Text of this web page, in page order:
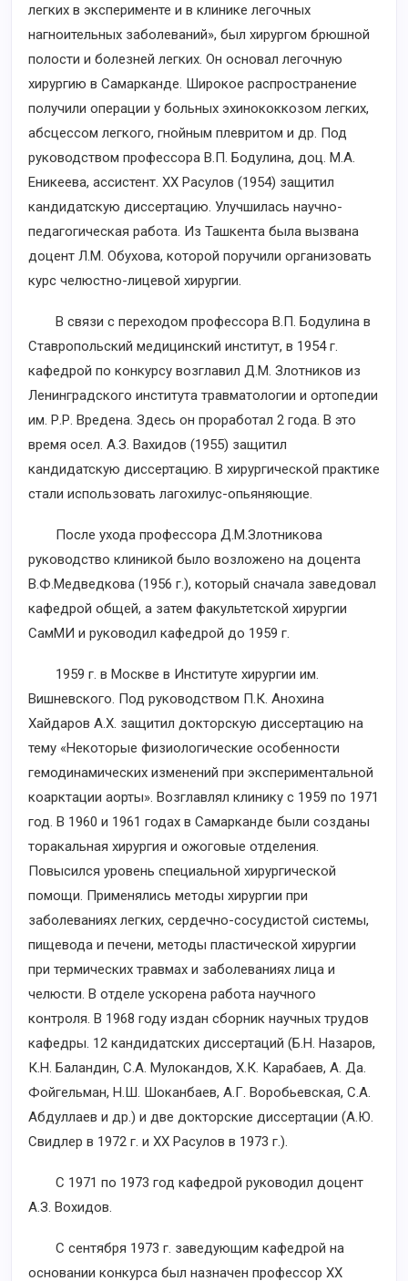
легких в эксперименте и в клинике легочных
нагноительных заболеваний», был хирургом брюшной
полости и болезней легких. Он основал легочную
хирургию в Самарканде. Широкое распространение
получили операции у больных эхинококкозом легких,
абсцессом легкого, гнойным плевритом и др. Под
руководством профессора В.П. Бодулина, доц. М.А.
Еникеева, ассистент. ХХ Расулов (1954) защитил
кандидатскую диссертацию. Улучшилась научно-
педагогическая работа. Из Ташкента была вызвана
доцент Л.М. Обухова, которой поручили организовать
курс челюстно-лицевой хирургии.
В связи с переходом профессора В.П. Бодулина в
Ставропольский медицинский институт, в 1954 г.
кафедрой по конкурсу возглавил Д.М. Злотников из
Ленинградского института травматологии и ортопедии
им. Р.Р. Вредена. Здесь он проработал 2 года. В это
время осел. А.З. Вахидов (1955) защитил
кандидатскую диссертацию. В хирургической практике
стали использовать лагохилус-опьяняющие.
После ухода профессора Д.М.Злотникова
руководство клиникой было возложено на доцента
В.Ф.Медведкова (1956 г.), который сначала заведовал
кафедрой общей, а затем факультетской хирургии
СамМИ и руководил кафедрой до 1959 г.
1959 г. в Москве в Институте хирургии им.
Вишневского. Под руководством П.К. Анохина
Хайдаров А.Х. защитил докторскую диссертацию на
тему «Некоторые физиологические особенности
гемодинамических изменений при экспериментальной
коарктации аорты». Возглавлял клинику с 1959 по 1971
год. В 1960 и 1961 годах в Самарканде были созданы
торакальная хирургия и ожоговые отделения.
Повысился уровень специальной хирургической
помощи. Применялись методы хирургии при
заболеваниях легких, сердечно-сосудистой системы,
пищевода и печени, методы пластической хирургии
при термических травмах и заболеваниях лица и
челюсти. В отделе ускорена работа научного
контроля. В 1968 году издан сборник научных трудов
кафедры. 12 кандидатских диссертаций (Б.Н. Назаров,
К.Н. Баландин, С.А. Мулокандов, Х.К. Карабаев, А. Да.
Фойгельман, Н.Ш. Шоканбаев, А.Г. Воробьевская, С.А.
Абдуллаев и др.) и две докторские диссертации (А.Ю.
Свидлер в 1972 г. и ХХ Расулов в 1973 г.).
С 1971 по 1973 год кафедрой руководил доцент
А.З. Вохидов.
С сентября 1973 г. заведующим кафедрой на
основании конкурса был назначен профессор XX